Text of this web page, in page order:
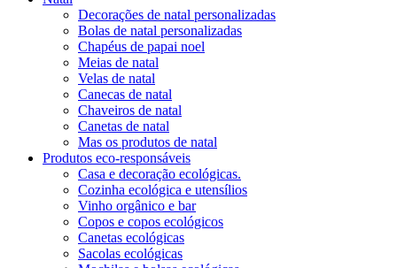
Decorações de natal personalizadas
Bolas de natal personalizadas
Chapéus de papai noel
Meias de natal
Velas de natal
Canecas de natal
Chaveiros de natal
Canetas de natal
Mas os produtos de natal
Produtos eco-responsáveis
Casa e decoração ecológicas.
Cozinha ecológica e utensílios
Vinho orgânico e bar
Copos e copos ecológicos
Canetas ecológicas
Sacolas ecológicas